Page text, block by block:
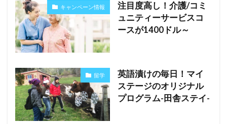
キャンペーン情報
注目度高し！介護/コミ
ュニティーサービスコ
ースが1400ドル～
留学
英語漬けの毎日！マイ
ステージのオリジナル
プログラム-田舎ステイ-